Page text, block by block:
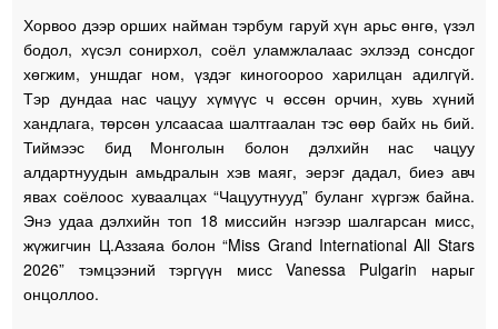
Хорвоо дээр орших найман тэрбум гаруй хүн арьс өнгө, үзэл
бодол, хүсэл сонирхол, соёл уламжлалаас эхлээд сонсдог
хөгжим, уншдаг ном, үздэг киногоороо харилцан адилгүй.
Тэр дундаа нас чацуу хүмүүс ч өссөн орчин, хувь хүний
хандлага, төрсөн улсаасаа шалтгаалан тэс өөр байх нь бий.
Тиймээс бид Монголын болон дэлхийн нас чацуу
алдартнуудын амьдралын хэв маяг, эерэг дадал, биеэ авч
явах соёлоос хуваалцах “Чацуутнууд” буланг хүргэж байна.
Энэ удаа дэлхийн топ 18 миссийн нэгээр шалгарсан мисс,
жүжигчин Ц.Аззаяа болон “Miss Grand International All Stars
2026” тэмцээний тэргүүн мисс Vanessa Pulgarin нарыг
онцоллоо.